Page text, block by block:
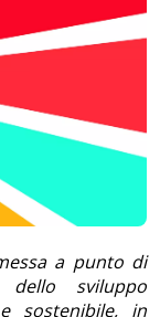
a punto di
sviluppo
sostenibile, in